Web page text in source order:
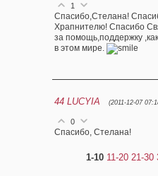
1
Спасибо,Стелана!
Храпнителю! Спасибо
за помощь,поддержку
в этом мире.
44 LUCYIA (2011-12-07
0
Спасибо, Стелана!
1-10 11-20 21-30